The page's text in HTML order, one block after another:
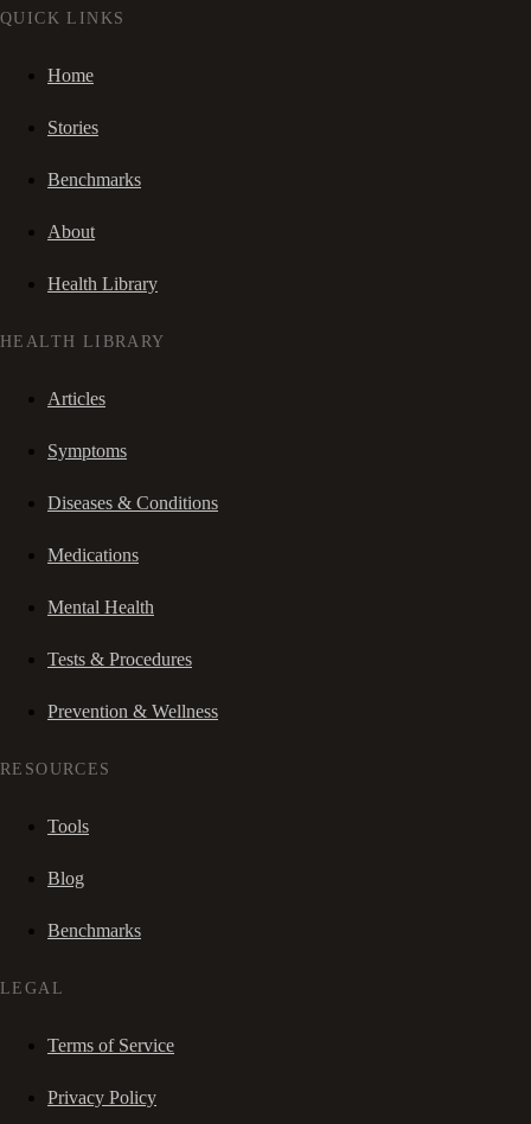
QUICK LINKS
Home
Stories
Benchmarks
About
Health Library
HEALTH LIBRARY
Articles
Symptoms
Diseases & Conditions
Medications
Mental Health
Tests & Procedures
Prevention & Wellness
RESOURCES
Tools
Blog
Benchmarks
LEGAL
Terms of Service
Privacy Policy